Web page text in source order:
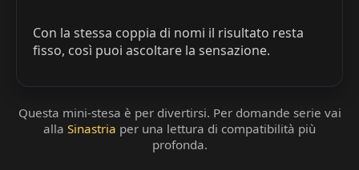
Con la stessa coppia di nomi il risultato resta
fisso, così puoi ascoltare la sensazione.
Questa mini-stesa è per divertirsi. Per domande serie vai
alla Sinastria per una lettura di compatibilità più
profonda.